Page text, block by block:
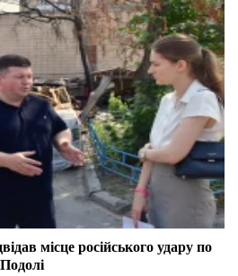
місце російського удару по